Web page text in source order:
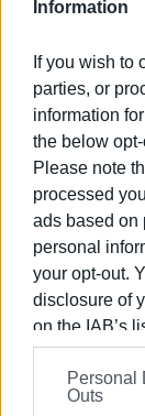
Information
If you wish to
parties, or
information
the below
Please note
processed
ads based on
personal
your opt-out.
disclosure of
on the IAB’s
information
on theIAB’s
further
Personal
Outs
αρμόδιες
Εμφανίσεις: